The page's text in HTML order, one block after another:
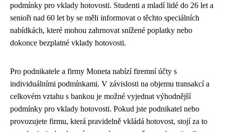
podmínky pro vklady hotovosti. Studenti a mladí lidé do 26 let a
senioři nad 60 let by se měli informovat o těchto speciálních
nabídkách, které mohou zahrnovat snížené poplatky nebo
dokonce bezplatné vklady hotovosti.
Pro podnikatele a firmy Moneta nabízí firemní účty s
individuálními podmínkami. V závislosti na objemu transakcí a
celkovém vztahu s bankou je možné vyjednat výhodnější
podmínky pro vklady hotovosti. Pokud jste podnikatel nebo
provozujete firmu, která pravidelně vkládá hotovost, stojí za to